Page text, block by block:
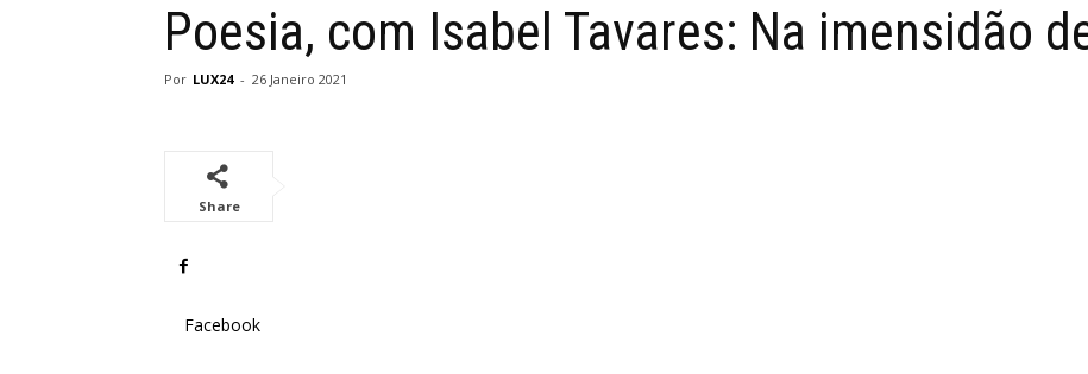
Poesia, com Isabel Tavares: Na imensidão
Por LUX24 - 26 Janeiro 2021
Share
Facebook